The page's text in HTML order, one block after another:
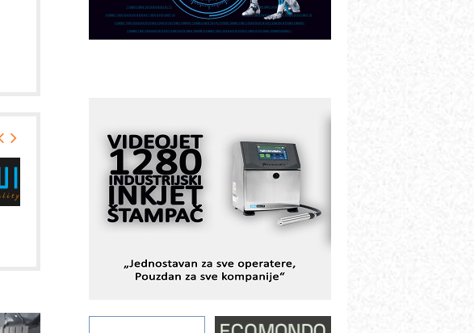
industrijsku automatizaciju
pionirskimmobile operator PANEL-OM
Alba d.o.o. – 35 godina preciznosti u
metrologiji i pametnim dozirnim
rešenjima
IBeRTIM - oprema za ispitivanje
kontrole kvaliteta
sistema
YAMADA pumpe – japanska
Filtration Group Industrial – Napredna